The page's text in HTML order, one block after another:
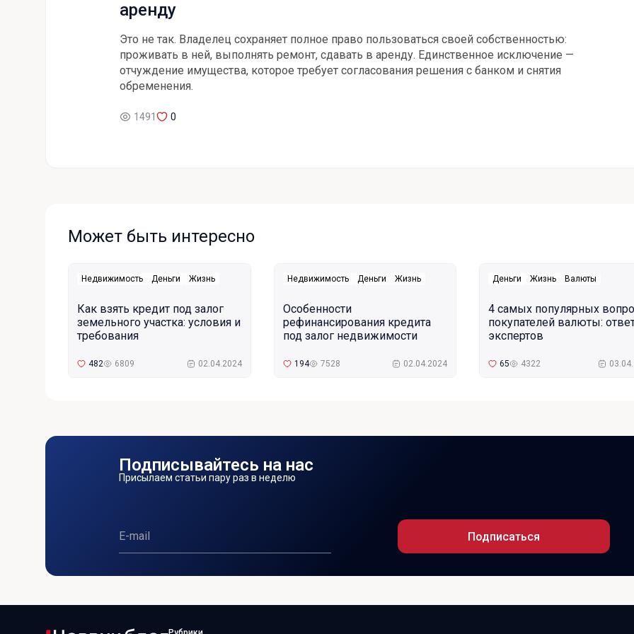
аренду
Это не так. Владелец сохраняет полное право пользоваться своей собственностью:
проживать в ней, выполнять ремонт, сдавать в аренду. Единственное исключение —
отчуждение имущества, которое требует согласования решения с банком и снятия
обременения.
1491 0
Может быть интересно
Недвижимость Деньги Жизнь
Как взять кредит под залог
земельного участка: условия и
требования
482 6809 02.04.2024
Недвижимость Деньги Жизнь
Особенности
рефинансирования кредита
под залог недвижимости
194 7528 02.04.2024
Деньги Жизнь Валюты
4 самых популярных
покупателей валюты:
экспертов
65 4322
Подписывайтесь на нас
Присылаем статьи пару раз в неделю
Подписаться